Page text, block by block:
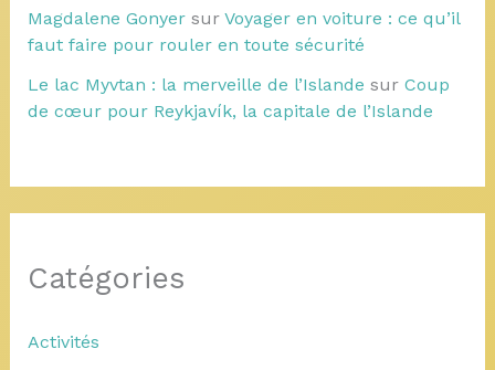
Magdalene Gonyersur Voyager en voiture : ce qu’il
faut faire pour rouler en toute sécurité
Le lac Myvtan : la merveille de l’Islande sur Coup
de cœur pour Reykjavík, la capitale de l’Islande
Catégories
Activités